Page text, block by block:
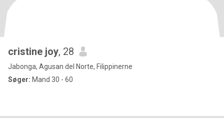
cristine joy, 28
Jabonga, Agusan del Norte, Filippinerne
Søger: Mand 30 - 60